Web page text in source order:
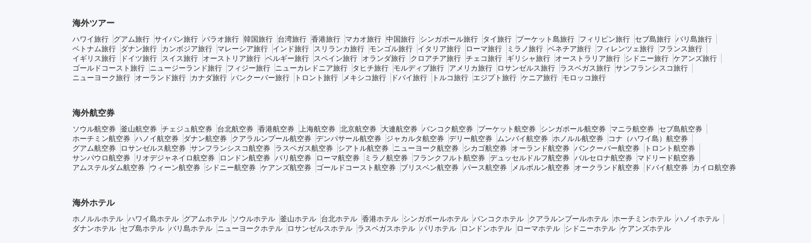
海外ツアー
ハワイ旅行 グアム旅行 サイパン旅行 パラオ旅行 韓国旅行 台湾旅行 香港旅行 マカオ旅行 中国旅行 シンガポール旅行 タイ旅行 プーケット島旅行 フィリピン旅行 セブ島旅行 バリ島旅行
ベトナム旅行
ダナン旅行 カンボジア旅行 マレーシア旅行 インド旅行 スリランカ旅行 モンゴル旅行 イタリア旅行 ローマ旅行 ミラノ旅行 ベネチア旅行 フィレンツェ旅行
フランス旅行
イギリス旅行
ドイツ旅行 スイス旅行 オーストリア旅行 ベルギー旅行 スペイン旅行 オランダ旅行 クロアチア旅行 チェコ旅行 ギリシャ旅行 オーストラリア旅行 シドニー旅行 ケアンズ旅行
ゴールドコースト旅行
ニュージーランド旅行 フィジー旅行 ニューカレドニア旅行 タヒチ旅行 モルディブ旅行 アメリカ旅行 ロサンゼルス旅行 ラスベガス旅行 サンフランシスコ旅行
ニューヨーク旅行
オーランド旅行 カナダ旅行 バンクーバー旅行 トロント旅行 メキシコ旅行 ドバイ旅行 トルコ旅行 エジプト旅行 ケニア旅行 モロッコ旅行
海外航空券
ソウル航空券 釜山航空券 チェジュ航空券 台北航空券 香港航空券 上海航空券 北京航空券 大連航空券 バンコク航空券 プーケット航空券 シンガポール航空券 マニラ航空券 セブ島航空券
ホーチミン航空券 ハノイ航空券 ダナン航空券 クアラルンプール航空券 デンパサール航空券 ジャカルタ航空券 デリー航空券 ムンバイ航空券 ホノルル航空券
コナ（ハワイ島）航空券
グアム航空券
ロサンゼルス航空券 サンフランシスコ航空券 ラスベガス航空券 シアトル航空券 ニューヨーク航空券 シカゴ航空券 オーランド航空券 バンクーバー航空券
トロント航空券
サンパウロ航空券
リオデジャネイロ航空券 ロンドン航空券 パリ航空券 ローマ航空券 ミラノ航空券 フランクフルト航空券 デュッセルドルフ航空券 バルセロナ航空券
マドリード航空券
アムステルダム航空券
ウィーン航空券 シドニー航空券 ケアンズ航空券 ゴールドコースト航空券 ブリスベン航空券 パース航空券 メルボルン航空券 オークランド航空券 ドバイ航空券 カイロ航空券
海外ホテル
ホノルルホテル ハワイ島ホテル グアムホテル ソウルホテル 釜山ホテル 台北ホテル 香港ホテル シンガポールホテル バンコクホテル クアラルンプールホテル ホーチミンホテル ハノイホテル
ダナンホテル セブ島ホテル バリ島ホテル ニューヨークホテル ロサンゼルスホテル ラスベガスホテル パリホテル ロンドンホテル ローマホテル シドニーホテル ケアンズホテル